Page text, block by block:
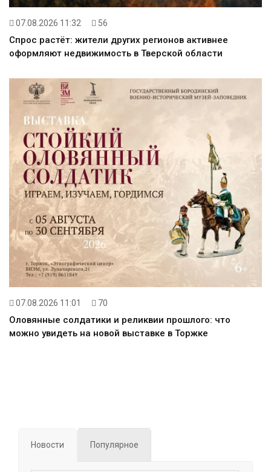
07.08.2026 11:32 56
Спрос растёт: жители других регионов активнее
оформляют недвижимость в Тверской области
07.08.2026 11:01 70
Оловянные солдатики и реликвии прошлого: что
можно увидеть на новой выставке в Торжке
Новости Популярное